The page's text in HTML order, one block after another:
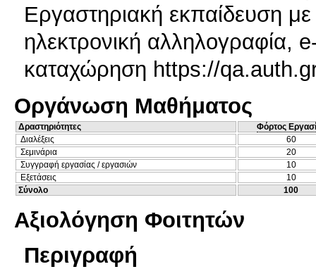
Εργαστηριακή εκπαίδευση
ηλεκτρονική αλληλογραφία,
καταχώρηση https://
Οργάνωση Μαθήματος
Δραστηριότητες
Φόρτος
Διαλέξεις
60
Σεμινάρια
20
Συγγραφή εργασίας / εργασιών
10
Εξετάσεις
10
Σύνολο
100
Αξιολόγηση Φοιτητών
Περιγραφή